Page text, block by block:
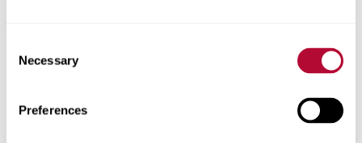
Selection
Necessary
Preferences